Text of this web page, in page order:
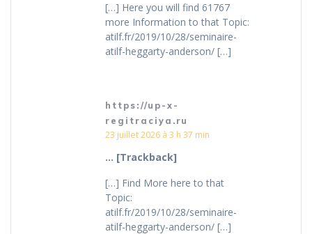
[…] Here you will find 61767
more Information to that Topic:
atilf.fr/2019/10/28/seminaire-
atilf-heggarty-anderson/ […]
https://up-x-
regitraciya.ru
23 juillet 2026 à 3 h 37 min
… [Trackback]
[…] Find More here to that
Topic:
atilf.fr/2019/10/28/seminaire-
atilf-heggarty-anderson/ […]